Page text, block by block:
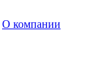
О компании